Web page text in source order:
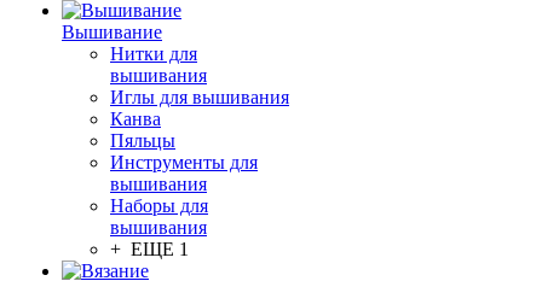
Вышивание
Нитки для
вышивания
Иглы для вышивания
Канва
Пяльцы
Инструменты для
вышивания
Наборы для
вышивания
+ ЕЩЕ 1